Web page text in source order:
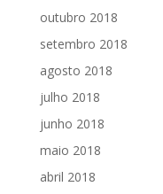
outubro 2018
setembro 2018
agosto 2018
julho 2018
junho 2018
maio 2018
abril 2018